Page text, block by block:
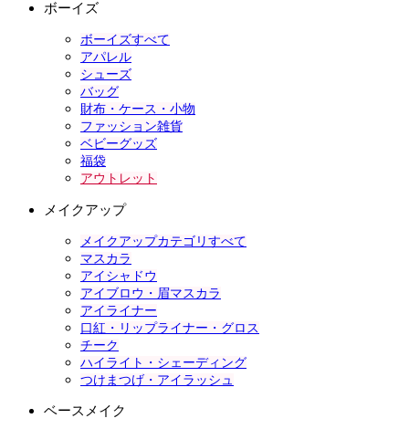
ボーイズ
ボーイズすべて
アパレル
シューズ
バッグ
財布・ケース・小物
ファッション雑貨
ベビーグッズ
福袋
アウトレット
メイクアップ
メイクアップカテゴリすべて
マスカラ
アイシャドウ
アイブロウ・眉マスカラ
アイライナー
口紅・リップライナー・グロス
チーク
ハイライト・シェーディング
つけまつげ・アイラッシュ
ベースメイク